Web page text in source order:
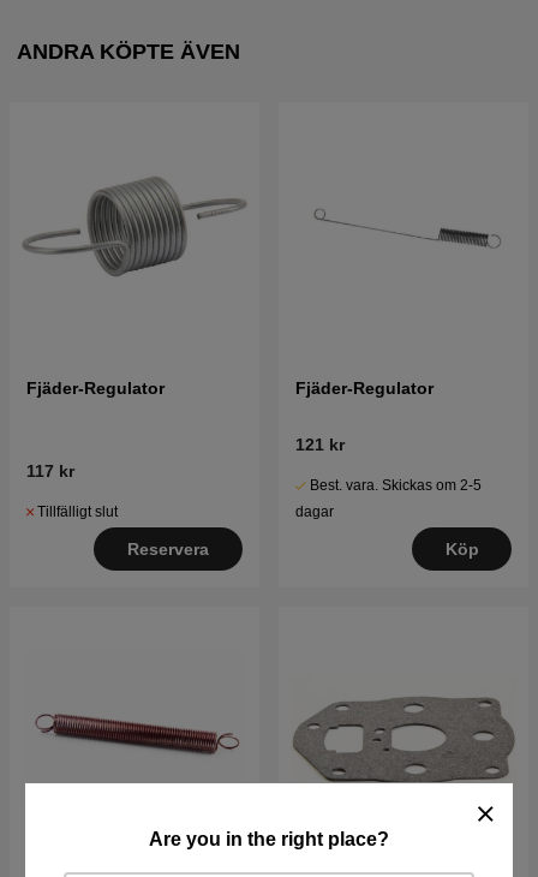
Are you in the right place?
ANDRA KÖPTE ÄVEN
Fjäder-Regulator
117 kr
Tillfälligt slut
Reservera
Fjäder-Regulator
121 kr
Best. vara. Skickas om 2-5
dagar
Köp